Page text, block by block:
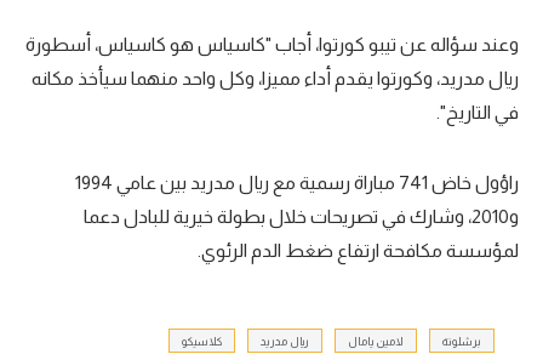
وعند سؤاله عن تيبو كورتوا، أجاب "كاسياس هو كاسياس، أسطورة
ريال مدريد، وكورتوا يقدم أداء مميزا، وكل واحد منهما سيأخذ مكانه
في التاريخ".
راؤول خاض 741 مباراة رسمية مع ريال مدريد بين عامي 1994
و2010، وشارك في تصريحات خلال بطولة خيرية للبادل دعما
لمؤسسة مكافحة ارتفاع ضغط الدم الرئوي.
برشلونة لامين يامال ريال مدريد كلاسيكو